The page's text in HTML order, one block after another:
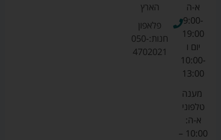
הארץ
פלאפון
חנות:050-
4702021
א-ה
9:00-
19:00
יום ו
10:00-
13:00
מענה
טלפוני
א-ה:
10:00 –